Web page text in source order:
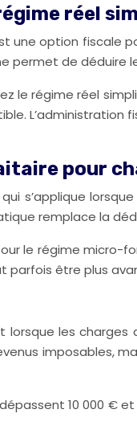
réel
une option fiscale
permet de déduire
le régime réel
pour
s’applique
remplace la
le régime micro-
être plus
lorsque les charges
imposables,
10 000 €